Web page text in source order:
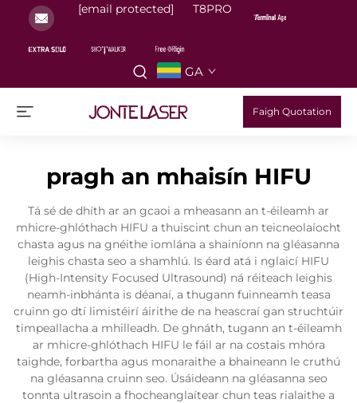
[email protected] T8PRO
GA
Faigh Quotation
pragh an mhaisín HIFU
Tá sé de dhíth ar an gcaoi a mheasann an t-éileamh ar
mhicre-ghlóthach HIFU a thuiscint chun an teicneolaíocht
chasta agus na gnéithe iomlána a shainíonn na gléasanna
leighis chasta seo a shamhlú. Is éard atá i nglaicí HIFU
(High-Intensity Focused Ultrasound) ná réiteach leighis
neamh-inbhánta is déanaí, a thugann fuinneamh teasa
cruinn go dtí limistéirí áirithe de na heascraí gan struchtúir
timpeallacha a mhilleadh. De ghnáth, tugann an t-éileamh
ar mhicre-ghlóthach HIFU le fáil ar na costais mhóra
taighde, forbartha agus monaraithe a bhaineann le cruthú
na gléasanna cruinn seo. Úsáideann na gléasanna seo
tonnta ultrasoin a fhocheanglaítear chun teas rialaithe a